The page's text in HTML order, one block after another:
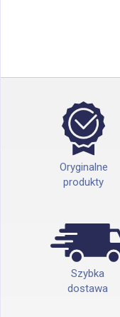
Oryginalne
produkty
Szybka
dostawa